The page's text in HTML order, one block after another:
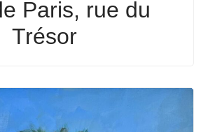
Paris, rue du
Trésor